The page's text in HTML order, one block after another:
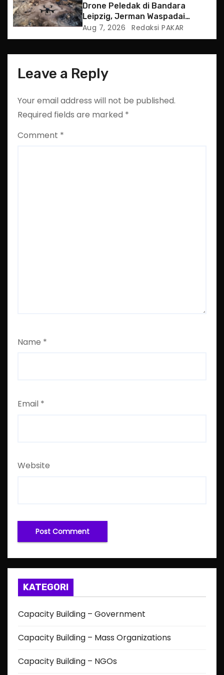
Drone Peledak di Bandara
Leipzig, Jerman Waspadai
Serangan Hibrida Rusia
Aug 7, 2026 Redaksi PAKAR
Leave a Reply
Your email address will not be published.
Required fields are marked *
Comment *
Name *
Email *
Website
KATEGORI
Capacity Building – Government
Capacity Building – Mass Organizations
Capacity Building – NGOs